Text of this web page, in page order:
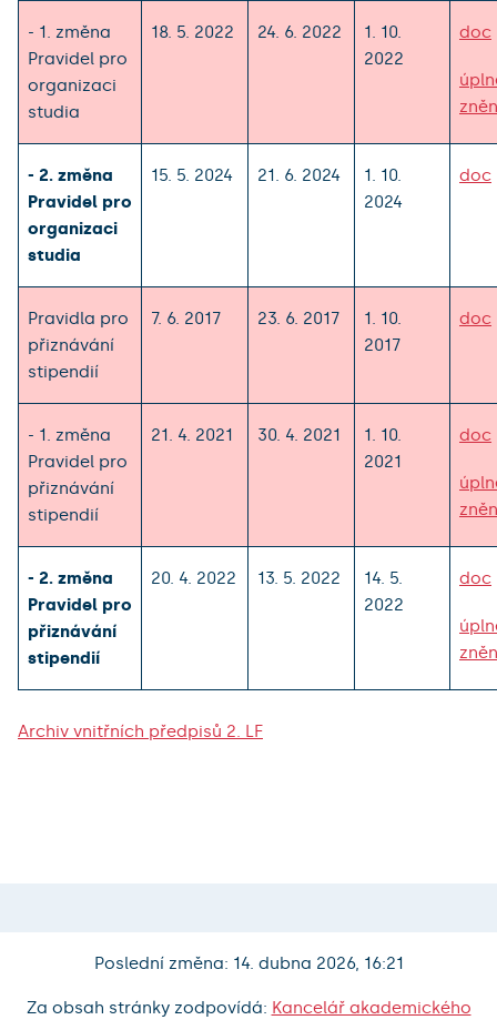
- 1. změna
Pravidel pro
organizaci
studia
18. 5. 2022 24. 6. 2022
1. 10.
2022
doc
- 2. změna
Pravidel pro
organizaci
studia
15. 5. 2024 21. 6. 2024
1. 10.
2024
doc
Pravidla pro
přiznávání
stipendií
7. 6. 2017 23. 6. 2017
1. 10.
2017
doc
- 1. změna
Pravidel pro
přiznávání
stipendií
21. 4. 2021 30. 4. 2021
1. 10.
2021
doc
- 2. změna
Pravidel pro
přiznávání
stipendií
20. 4. 2022 13. 5. 2022
14. 5.
2022
doc
Archiv vnitřních předpisů 2. LF
Poslední změna: 14. dubna 2026, 16:21
Za obsah stránky zodpovídá: Kancelář akademického